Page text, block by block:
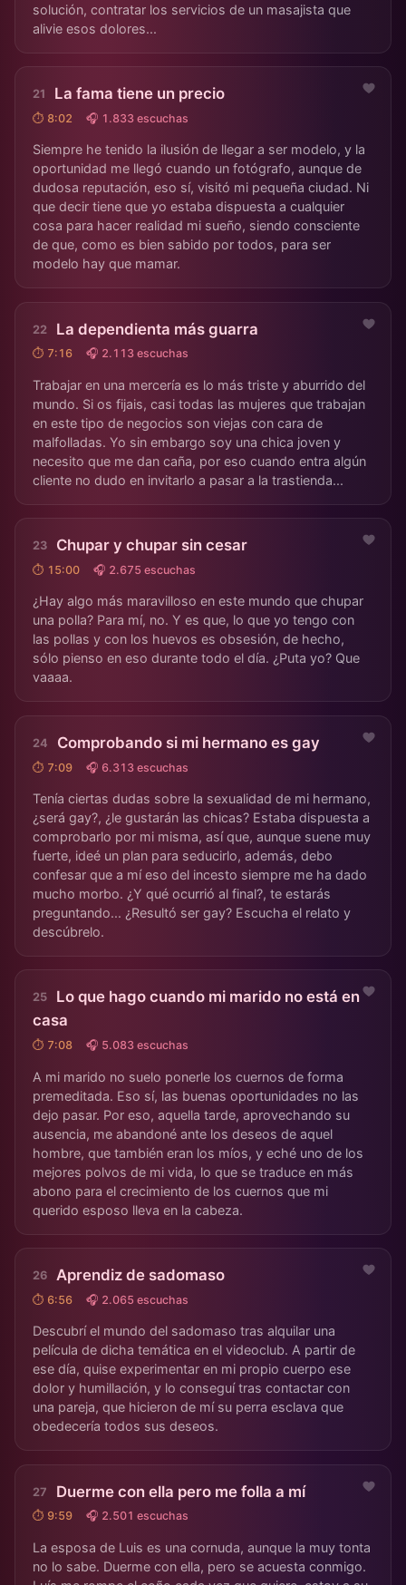
solución, contratar los servicios de un masajista que
alivie esos dolores...
La fama tiene un precio
⏱ 8:02 🎧 1.833 escuchas
Siempre he tenido la ilusión de llegar a ser modelo, y la
oportunidad me llegó cuando un fotógrafo, aunque de
dudosa reputación, eso sí, visitó mi pequeña ciudad. Ni
que decir tiene que yo estaba dispuesta a cualquier
cosa para hacer realidad mi sueño, siendo consciente
de que, como es bien sabido por todos, para ser
modelo hay que mamar.
La dependienta más guarra
⏱ 7:16 🎧 2.113 escuchas
Trabajar en una mercería es lo más triste y aburrido del
mundo. Si os fijais, casi todas las mujeres que trabajan
en este tipo de negocios son viejas con cara de
malfolladas. Yo sin embargo soy una chica joven y
necesito que me dan caña, por eso cuando entra algún
cliente no dudo en invitarlo a pasar a la trastienda...
Chupar y chupar sin cesar
⏱ 15:00 🎧 2.675 escuchas
¿Hay algo más maravilloso en este mundo que chupar
una polla? Para mí, no. Y es que, lo que yo tengo con
las pollas y con los huevos es obsesión, de hecho,
sólo pienso en eso durante todo el día. ¿Puta yo? Que
vaaaa.
Comprobando si mi hermano es gay
⏱ 7:09 🎧 6.313 escuchas
Tenía ciertas dudas sobre la sexualidad de mi hermano,
¿será gay?, ¿le gustarán las chicas? Estaba dispuesta a
comprobarlo por mi misma, así que, aunque suene muy
fuerte, ideé un plan para seducirlo, además, debo
confesar que a mí eso del incesto siempre me ha dado
mucho morbo. ¿Y qué ocurrió al final?, te estarás
preguntando... ¿Resultó ser gay? Escucha el relato y
descúbrelo.
Lo que hago cuando mi marido no está en
casa
⏱ 7:08 🎧 5.083 escuchas
A mi marido no suelo ponerle los cuernos de forma
premeditada. Eso sí, las buenas oportunidades no las
dejo pasar. Por eso, aquella tarde, aprovechando su
ausencia, me abandoné ante los deseos de aquel
hombre, que también eran los míos, y eché uno de los
mejores polvos de mi vida, lo que se traduce en más
abono para el crecimiento de los cuernos que mi
querido esposo lleva en la cabeza.
Aprendiz de sadomaso
⏱ 6:56 🎧 2.065 escuchas
Descubrí el mundo del sadomaso tras alquilar una
película de dicha temática en el videoclub. A partir de
ese día, quise experimentar en mi propio cuerpo ese
dolor y humillación, y lo conseguí tras contactar con
una pareja, que hicieron de mí su perra esclava que
obedecería todos sus deseos.
Duerme con ella pero me folla a mí
⏱ 9:59 🎧 2.501 escuchas
La esposa de Luis es una cornuda, aunque la muy tonta
no lo sabe. Duerme con ella, pero se acuesta conmigo.